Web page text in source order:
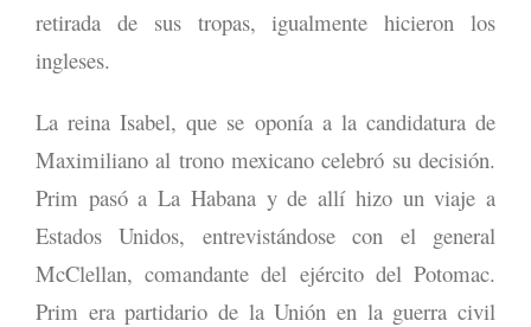
retirada de sus tropas, igualmente hicieron los
ingleses.
La reina Isabel, que se oponía a la candidatura de
Maximiliano al trono mexicano celebró su decisión.
Prim pasó a La Habana y de allí hizo un viaje a
Estados Unidos, entrevistándose con el general
McClellan, comandante del ejército del Potomac.
Prim era partidario de la Unión en la guerra civil